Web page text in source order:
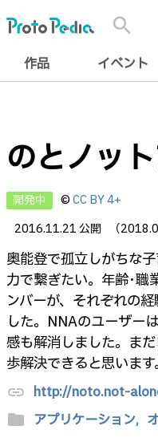
search
作品 イベント
のとノッ
開発中 ©CC BY 4+
2016.11.21 公開
（
奥能登で孤立しがちな
力で繋ぎたい。年齢･職
ンバーが、それぞれの
した。NNAのユーザー
感も解消しました。ま
歩解決できると思います
link http://noto.not-
folder アプリケーション,